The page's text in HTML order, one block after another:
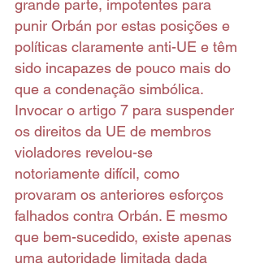
grande parte, impotentes para
punir Orbán por estas posições e
políticas claramente anti-UE e têm
sido incapazes de pouco mais do
que a condenação simbólica.
Invocar o artigo 7 para suspender
os direitos da UE de membros
violadores revelou-se
notoriamente difícil, como
provaram os anteriores esforços
falhados contra Orbán. E mesmo
que bem-sucedido, existe apenas
uma autoridade limitada dada